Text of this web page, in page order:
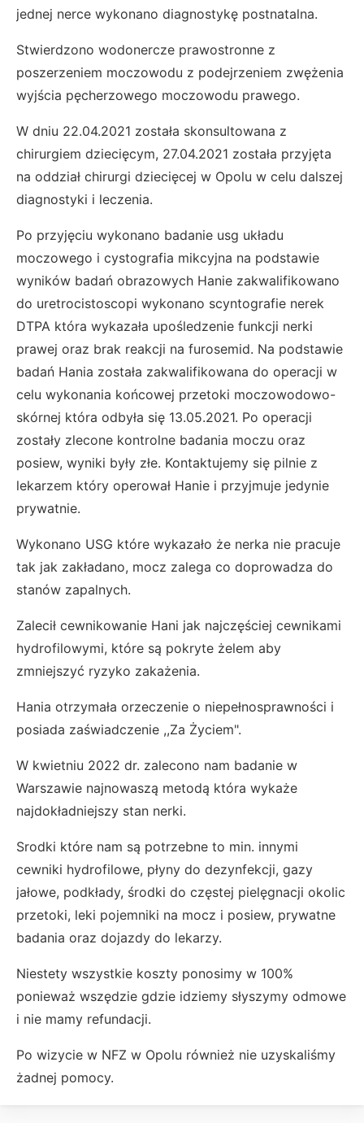
jednej nerce wykonano diagnostykę postnatalna.
Stwierdzono wodonercze prawostronne z
poszerzeniem moczowodu z podejrzeniem zwężenia
wyjścia pęcherzowego moczowodu prawego.
W dniu 22.04.2021 została skonsultowana z
chirurgiem dziecięcym, 27.04.2021 została przyjęta
na oddział chirurgi dziecięcej w Opolu w celu dalszej
diagnostyki i leczenia.
Po przyjęciu wykonano badanie usg układu
moczowego i cystografia mikcyjna na podstawie
wyników badań obrazowych Hanie zakwalifikowano
do uretrocistoscopi wykonano scyntografie nerek
DTPA która wykazała upośledzenie funkcji nerki
prawej oraz brak reakcji na furosemid. Na podstawie
badań Hania została zakwalifikowana do operacji w
celu wykonania końcowej przetoki moczowodowo-
skórnej która odbyła się 13.05.2021. Po operacji
zostały zlecone kontrolne badania moczu oraz
posiew, wyniki były złe. Kontaktujemy się pilnie z
lekarzem który operował Hanie i przyjmuje jedynie
prywatnie.
Wykonano USG które wykazało że nerka nie pracuje
tak jak zakładano, mocz zalega co doprowadza do
stanów zapalnych.
Zalecił cewnikowanie Hani jak najczęściej cewnikami
hydrofilowymi, które są pokryte żelem aby
zmniejszyć ryzyko zakażenia.
Hania otrzymała orzeczenie o niepełnosprawności i
posiada zaświadczenie ,,Za Życiem".
W kwietniu 2022 dr. zalecono nam badanie w
Warszawie najnowaszą metodą która wykaże
najdokładniejszy stan nerki.
Srodki które nam są potrzebne to min. innymi
cewniki hydrofilowe, płyny do dezynfekcji, gazy
jałowe, podkłady, środki do częstej pielęgnacji okolic
przetoki, leki pojemniki na mocz i posiew, prywatne
badania oraz dojazdy do lekarzy.
Niestety wszystkie koszty ponosimy w 100%
ponieważ wszędzie gdzie idziemy słyszymy odmowe
i nie mamy refundacji.
Po wizycie w NFZ w Opolu również nie uzyskaliśmy
żadnej pomocy.